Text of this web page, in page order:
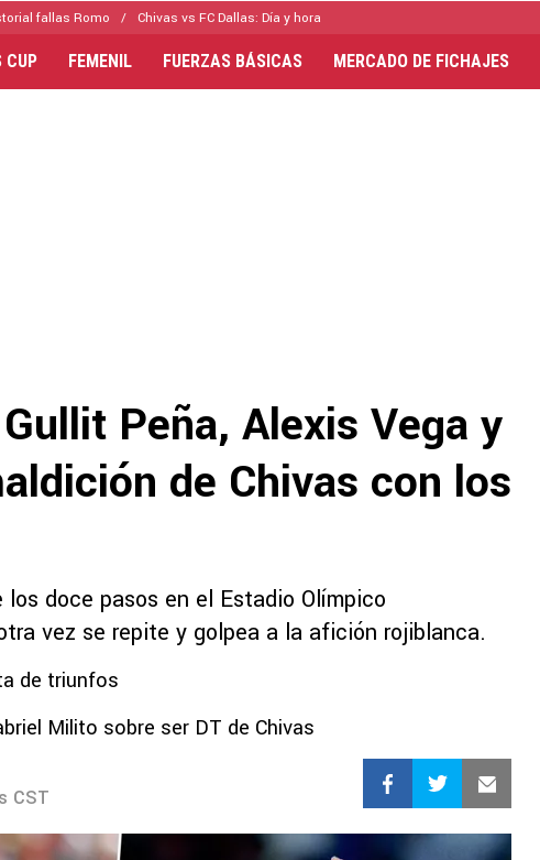
fallas Romo Chivas vs FC Dallas: Día y hora
CUP FEMENIL FUERZAS BÁSICAS MERCADO DE FICHAJES
Peña, Alexis Vega y
de Chivas con los
doce pasos en el Estadio Olímpico
vez se repite y golpea a la afición rojiblanca.
de triunfos
Milito sobre ser DT de Chivas
CST